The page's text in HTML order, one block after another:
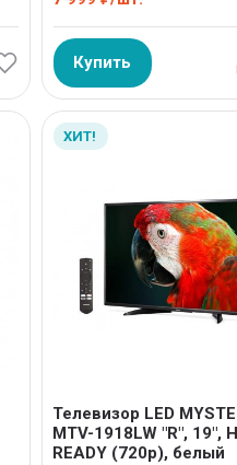
Купить
ХИТ!
Телевизор LED
MTV-1918LW "R", 19",
READY (720p), белый